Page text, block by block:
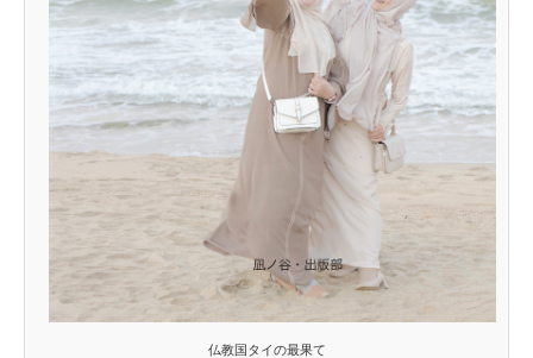
仏教国タイの最果て